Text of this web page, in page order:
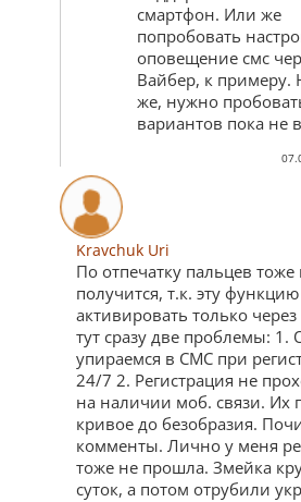
смартфон. Или же
попробовать
оповещение смс
Вайбер, к примеру.
же, нужно
вариантов пока не
Kravchuk Uri
По отпечатку пальцев тоже
получится, т.к. эту
активировать только
тут сразу две проблемы: 1.
упираемся в СМС при
24/7 2. Регистрация не
на наличии моб. связи. Их
кривое до безобразия.
комменты. Лично у меня
тоже не прошла. Змейка
суток, а потом отрубили